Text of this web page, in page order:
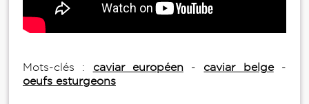
Mots-clés : caviar européen- caviar belge-
oeufs esturgeons